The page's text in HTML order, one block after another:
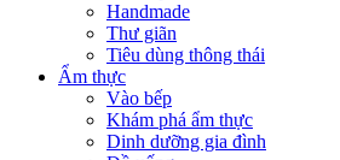
Handmade
Thư giãn
Tiêu dùng thông thái
Ẩm thực
Vào bếp
Khám phá ẩm thực
Dinh dưỡng gia đình